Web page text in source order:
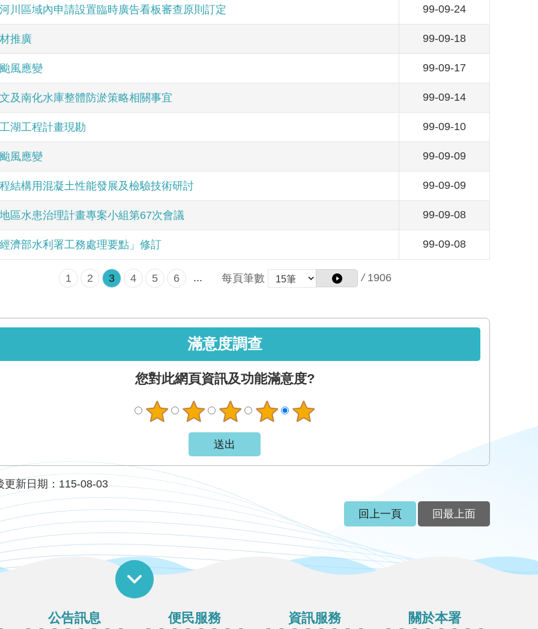
川區域內申請設置臨時廣告看板審查原則訂定 99-09-24
推廣 99-09-18
風應變 99-09-17
及南化水庫整體防淤策略相關事宜 99-09-14
湖工程計畫現勘 99-09-10
風應變 99-09-09
結構用混凝土性能發展及檢驗技術研討 99-09-09
區水患治理計畫專案小組第67次會議 99-09-08
濟部水利署工務處理要點」修訂 99-09-08
1 2 3 4 5 6 ... 每頁筆數 / 1906
滿意度調查
您對此網頁資訊及功能滿意度?
更新日期：115-08-03
回上一頁 回最上面
公告訊息 便民服務 資訊服務 關於本署